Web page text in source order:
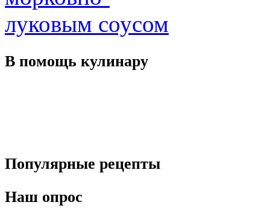
В помощь кулинару
Популярные рецепты
Наш опрос